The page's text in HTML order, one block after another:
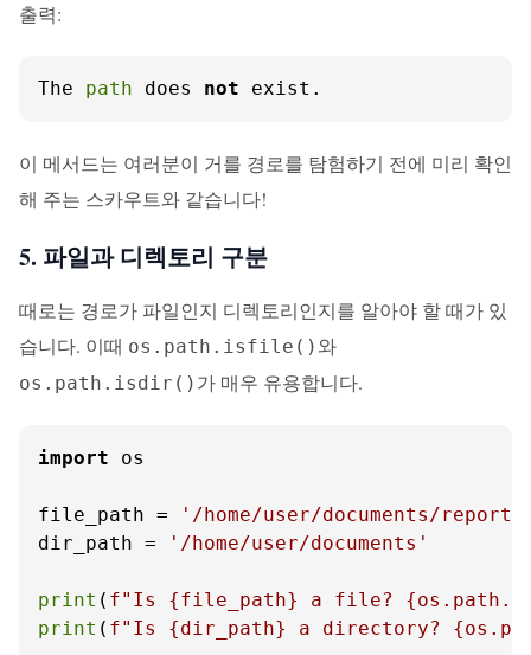
출력:
The path does not exist.
이 메서드는 여러분이 거를 경로를 탐험하기 전에 미리 확인
해 주는 스카우트와 같습니다!
5. 파일과 디렉토리 구분
때로는 경로가 파일인지 디렉토리인지를 알아야 할 때가 있
습니다. 이때 os.path.isfile() 와
os.path.isdir() 가 매우 유용합니다.
import os
file_path =
'/home/user/documents/
dir_path =
'/home/user/documents'
print ( f"Is {file_path} a file?
print ( f"Is {dir_path} a directory?